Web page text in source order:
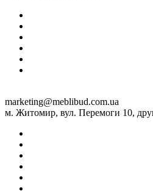
marketing@meblibud.com.ua
м. Житомир, вул. Перемоги 10,